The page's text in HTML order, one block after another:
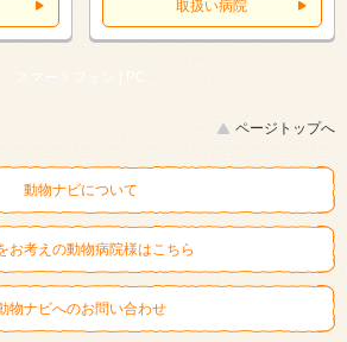
取扱い病院
スマートフォン | PC
ページトップへ
動物ナビについて
お考えの動物病院様はこちら
物ナビへのお問い合わせ